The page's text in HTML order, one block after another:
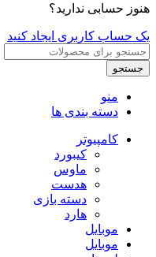
هنوز حسابی ندارید؟
یک حساب کاربری ایجاد کنید
جستجو
منو
دسته بندی ها
کامپیوتر
کیبورد
ماوس
هدست
دسته بازی
هارد
موبایل
موبایل